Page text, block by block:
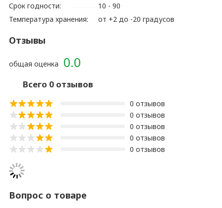
Срок годности:
10 - 90
Температура хранения:
от +2 до -20 градусов
Отзывы
0.0
общая оценка
Всего 0 отзывов
0 отзывов
0 отзывов
0 отзывов
0 отзывов
0 отзывов
Вопрос о товаре